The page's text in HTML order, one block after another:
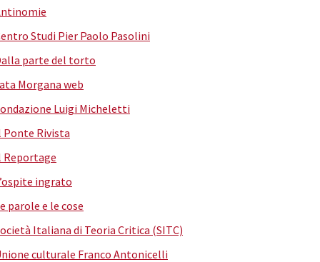
Studi Pier Paolo Pasolini
parte del torto
Morgana web
Luigi Micheletti
Ponte Rivista
Reportage
ingrato
parole e le cose
Italiana di Teoria Critica (SITC)
culturale Franco Antonicelli